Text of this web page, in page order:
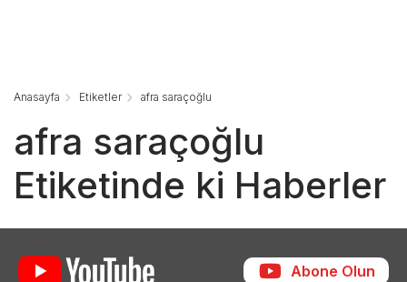
Anasayfa Etiketler afra saraçoğlu
afra saraçoğlu
Etiketinde ki Haberler
Abone Olun